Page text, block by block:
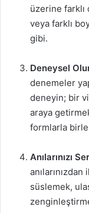
üzerine farklı
veya farklı
gibi.
Deneysel
denemeler
deneyin; bir
araya
formlarla
Anılarınızı
süslemek,